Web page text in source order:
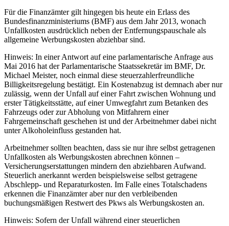
Für die Finanzämter gilt hingegen bis heute ein Erlass des
Bundesfinanzministeriums (BMF) aus dem Jahr 2013, wonach
Unfallkosten ausdrücklich neben der Entfernungspauschale als
allgemeine Werbungskosten abziehbar sind.
Hinweis: In einer Antwort auf eine parlamentarische Anfrage aus
Mai 2016 hat der Parlamentarische Staatssekretär im BMF, Dr.
Michael Meister, noch einmal diese steuerzahlerfreundliche
Billigkeitsregelung bestätigt. Ein Kostenabzug ist demnach aber nur
zulässig, wenn der Unfall auf einer Fahrt zwischen Wohnung und
erster Tätigkeitsstätte, auf einer Umwegfahrt zum Betanken des
Fahrzeugs oder zur Abholung von Mitfahrern einer
Fahrgemeinschaft geschehen ist und der Arbeitnehmer dabei nicht
unter Alkoholeinfluss gestanden hat.
Arbeitnehmer sollten beachten, dass sie nur ihre selbst getragenen
Unfallkosten als Werbungskosten abrechnen können –
Versicherungserstattungen mindern den abziehbaren Aufwand.
Steuerlich anerkannt werden beispielsweise selbst getragene
Abschlepp- und Reparaturkosten. Im Falle eines Totalschadens
erkennen die Finanzämter aber nur den verbleibenden
buchungsmäßigen Restwert des Pkws als Werbungskosten an.
Hinweis: Sofern der Unfall während einer steuerlichen